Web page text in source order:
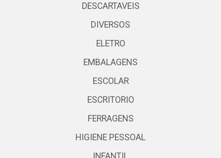
DESCARTAVEIS
DIVERSOS
ELETRO
EMBALAGENS
ESCOLAR
ESCRITORIO
FERRAGENS
HIGIENE PESSOAL
INFANTIL